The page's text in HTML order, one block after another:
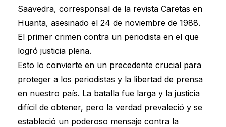
Saavedra, corresponsal de la revista Caretas en
Huanta, asesinado el 24 de noviembre de 1988.
El primer crimen contra un periodista en el que
logró justicia plena.
Esto lo convierte en un precedente crucial para
proteger a los periodistas y la libertad de prensa
en nuestro país. La batalla fue larga y la justicia
difícil de obtener, pero la verdad prevaleció y se
estableció un poderoso mensaje contra la